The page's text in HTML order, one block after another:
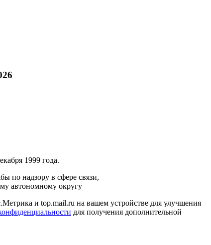
1999 года.
по надзору в сфере связи,
автономному округу
и top.mail.ru на вашем устройстве для улучшения
для получения дополнительной